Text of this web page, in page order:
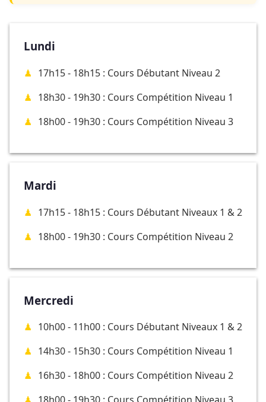
Lundi
17h15 - 18h15 : Cours Débutant Niveau 2
18h30 - 19h30 : Cours Compétition Niveau 1
18h00 - 19h30 : Cours Compétition Niveau 3
Mardi
17h15 - 18h15 : Cours Débutant Niveaux 1 & 2
18h00 - 19h30 : Cours Compétition Niveau 2
Mercredi
10h00 - 11h00 : Cours Débutant Niveaux 1 & 2
14h30 - 15h30 : Cours Compétition Niveau 1
16h30 - 18h00 : Cours Compétition Niveau 2